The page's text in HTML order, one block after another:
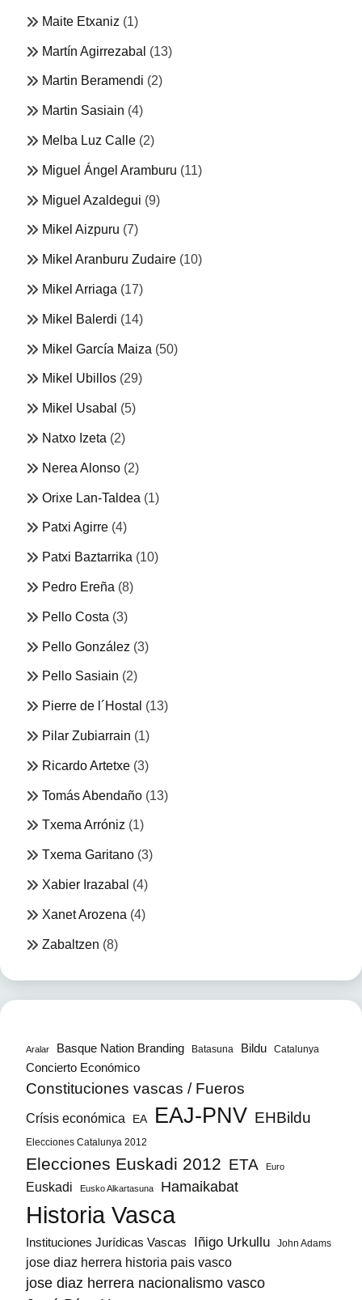
Maite Etxaniz (1)
Martín Agirrezabal (13)
Martin Beramendi (2)
Martin Sasiain (4)
Melba Luz Calle (2)
Miguel Ángel Aramburu (11)
Miguel Azaldegui (9)
Mikel Aizpuru (7)
Mikel Aranburu Zudaire (10)
Mikel Arriaga (17)
Mikel Balerdi (14)
Mikel García Maiza (50)
Mikel Ubillos (29)
Mikel Usabal (5)
Natxo Izeta (2)
Nerea Alonso (2)
Orixe Lan-Taldea (1)
Patxi Agirre (4)
Patxi Baztarrika (10)
Pedro Ereña (8)
Pello Costa (3)
Pello González (3)
Pello Sasiain (2)
Pierre de l´Hostal (13)
Pilar Zubiarrain (1)
Ricardo Artetxe (3)
Tomás Abendaño (13)
Txema Arróniz (1)
Txema Garitano (3)
Xabier Irazabal (4)
Xanet Arozena (4)
Zabaltzen (8)
Aralar Basque Nation Branding Batasuna Bildu Catalunya
Concierto Económico
Constituciones vascas / Fueros
Crísis económica EA EAJ-PNV EHBildu
Elecciones Catalunya 2012
Elecciones Euskadi 2012 ETA Euro
Euskadi Eusko Alkartasuna Hamaikabat
Historia Vasca
Instituciones Jurídicas Vascas Iñigo Urkullu John Adams
jose diaz herrera historia pais vasco
jose diaz herrera nacionalismo vasco